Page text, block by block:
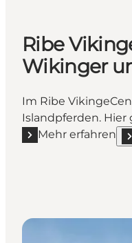
Ribe
Wikinger
Im Ribe
Islandpferden. Hier
Mehr erfahren
Mehr erfahren